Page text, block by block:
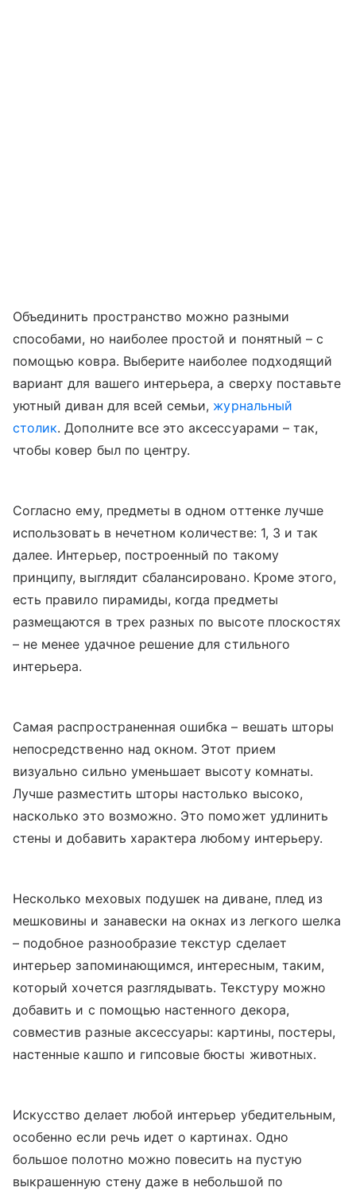
Объединить пространство можно разными
способами, но наиболее простой и понятный – с
помощью ковра. Выберите наиболее подходящий
вариант для вашего интерьера, а сверху поставьте
уютный диван для всей семьи, журнальный
столик. Дополните все это аксессуарами – так,
чтобы ковер был по центру.
Согласно ему, предметы в одном оттенке лучше
использовать в нечетном количестве: 1, 3 и так
далее. Интерьер, построенный по такому
принципу, выглядит сбалансировано. Кроме этого,
есть правило пирамиды, когда предметы
размещаются в трех разных по высоте плоскостях
– не менее удачное решение для стильного
интерьера.
Самая распространенная ошибка – вешать шторы
непосредственно над окном. Этот прием
визуально сильно уменьшает высоту комнаты.
Лучше разместить шторы настолько высоко,
насколько это возможно. Это поможет удлинить
стены и добавить характера любому интерьеру.
Несколько меховых подушек на диване, плед из
мешковины и занавески на окнах из легкого шелка
– подобное разнообразие текстур сделает
интерьер запоминающимся, интересным, таким,
который хочется разглядывать. Текстуру можно
добавить и с помощью настенного декора,
совместив разные аксессуары: картины, постеры,
настенные кашпо и гипсовые бюсты животных.
Искусство делает любой интерьер убедительным,
особенно если речь идет о картинах. Одно
большое полотно можно повесить на пустую
выкрашенную стену даже в небольшой по